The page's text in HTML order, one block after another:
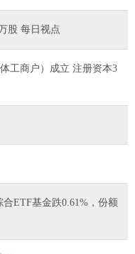
股 每日视点
工商户）成立 注册资本3
合ETF基金跌0.61%，份额